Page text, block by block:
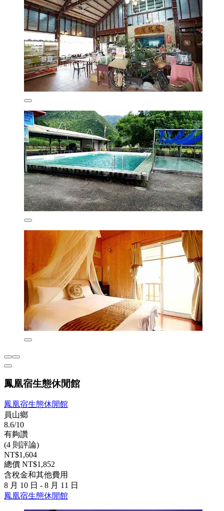
鳳凰宿生態休閒館
鳳凰宿生態休閒館
員山鄉
8.6/10
有夠讚
(4 則評論)
NT$1,604
總價 NT$1,852
含稅金和其他費用
8 月 10 日 - 8 月 11 日
鳳凰宿生態休閒館